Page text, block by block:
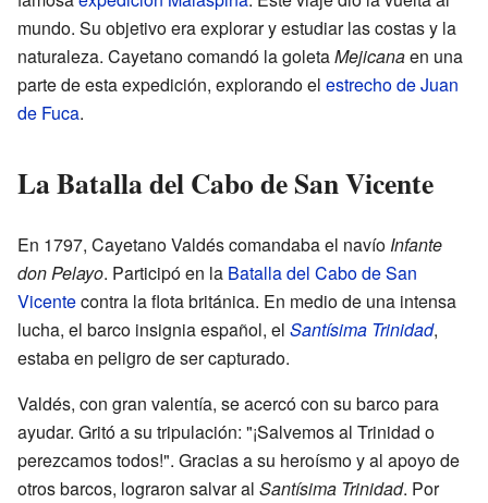
mundo. Su objetivo era explorar y estudiar las costas y la
naturaleza. Cayetano comandó la goletaMejicanaen una
parte de esta expedición, explorando el estrecho de Juan
de Fuca.
La Batalla del Cabo de San Vicente
En 1797, Cayetano Valdés comandaba el navío Infante
don Pelayo. Participó en la Batalla del Cabo de San
Vicentecontra la flota británica. En medio de una intensa
lucha, el barco insignia español, el Santísima Trinidad,
estaba en peligro de ser capturado.
Valdés, con gran valentía, se acercó con su barco para
ayudar. Gritó a su tripulación: "¡Salvemos al Trinidad o
perezcamos todos!". Gracias a su heroísmo y al apoyo de
otros barcos, lograron salvar al Santísima Trinidad. Por